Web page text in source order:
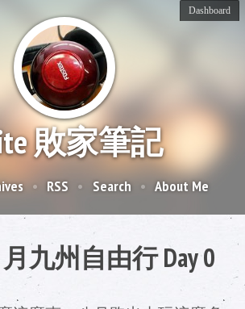
敗家筆記
RSS Search About Me
九州自由行 Day 0